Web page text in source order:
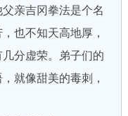
亲吉冈拳法是个名
也不知天高地厚，
分虚荣。弟子们的
就像甜美的毒刺，